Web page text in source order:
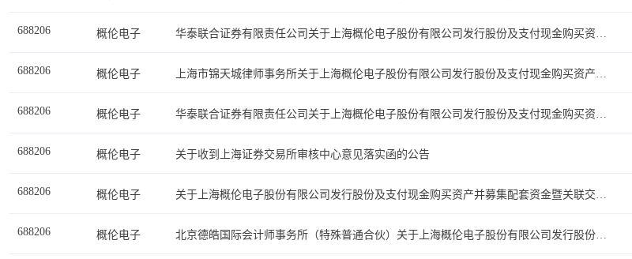
688206 概伦电子 华泰联合证券有限责任公司关于上海概伦电子股份有限公司发行股份及支付现金购买资产并募集配套资金暨关联交易之独立财务顾问报告（上会稿）
688206 概伦电子 上海市锦天城律师事务所关于上海概伦电子股份有限公司发行股份及支付现金购买资产并募集配套资金暨关联交易之补充法律意见书（三）（修订稿）
688206 概伦电子 华泰联合证券有限责任公司关于上海概伦电子股份有限公司发行股份及支付现金购买资产并募集配套资金暨关联交易申请的审核问询函的回复之专项核查意见（修订稿）
688206 概伦电子 关于收到上海证券交易所审核中心意见落实函的公告
688206 概伦电子 关于上海概伦电子股份有限公司发行股份及支付现金购买资产并募集配套资金暨关联交易申请的审核问询函的回复（修订稿）
688206 概伦电子 北京德皓国际会计师事务所（特殊普通合伙）关于上海概伦电子股份有限公司发行股份及支付现金购买资产并募集配套资金暨关联交易申请的审核问询函之回复报告之专项核查意见